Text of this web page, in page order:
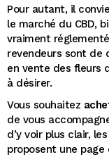
Pour autant, il
le marché du CBD,
vraiment
revendeurs sont de
en vente des fleurs
à désirer.
Vous souhaitez
de vous
d’y voir plus clair,
proposent une page